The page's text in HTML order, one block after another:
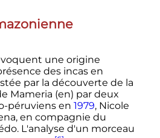
une origine
des incas en
par la découverte de la
Mameria (en) par deux
péruviens en 1979, Nicole
en compagnie du
L'analyse d'un morceau